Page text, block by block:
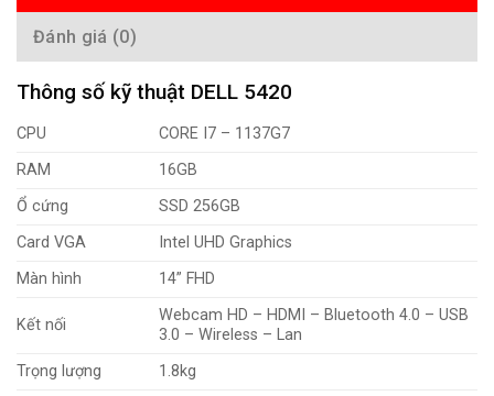
Đánh giá (0)
Thông số kỹ thuật DELL 5420
CPU
CORE I7 – 1137G7
RAM
16GB
Ổ cứng
SSD 256GB
Card VGA
Intel UHD Graphics
Màn hình
14” FHD
Kết nối
Webcam HD – HDMI – Bluetooth 4.0 – USB
3.0 – Wireless – Lan
Trọng lượng
1.8kg